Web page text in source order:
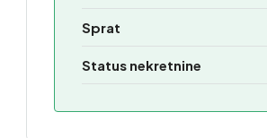
Sprat
Status nekretnine